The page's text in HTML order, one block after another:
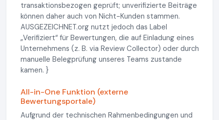
transaktionsbezogen geprüft; unverifizierte Beiträge
können daher auch von Nicht-Kunden stammen.
AUSGEZEICHNET.org nutzt jedoch das Label
„Verifiziert“ für Bewertungen, die auf Einladung eines
Unternehmens (z. B. via Review Collector) oder durch
manuelle Belegprüfung unseres Teams zustande
kamen. }
All-in-One Funktion (externe
Bewertungsportale)
Aufgrund der technischen Rahmenbedingungen und